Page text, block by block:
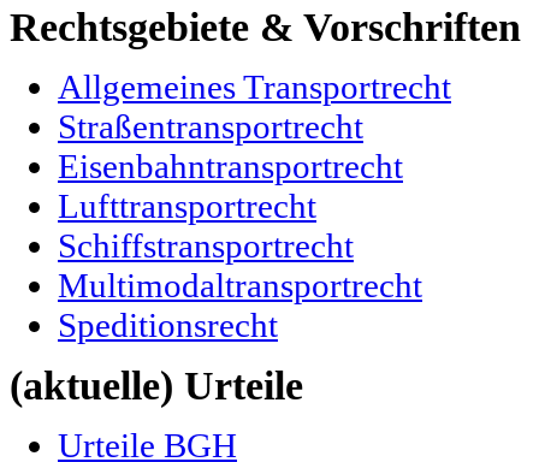
Rechtsgebiete & Vorschriften
Allgemeines Transportrecht
Straßentransportrecht
Eisenbahntransportrecht
Lufttransportrecht
Schiffstransportrecht
Multimodaltransportrecht
Speditionsrecht
(aktuelle) Urteile
Urteile BGH